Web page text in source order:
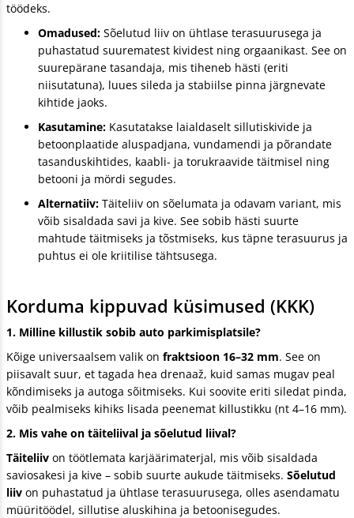
töödeks.
Omadused: Sõelutud liiv on ühtlase terasuurusega ja
puhastatud suurematest kividest ning orgaanikast. See on
suurepärane tasandaja, mis tiheneb hästi (eriti
niisutatuna), luues sileda ja stabiilse pinna järgnevate
kihtide jaoks.
Kasutamine: Kasutatakse laialdaselt sillutiskivide ja
betoonplaatide aluspadjana, vundamendi ja põrandate
tasanduskihtides, kaabli- ja torukraavide täitmisel ning
betooni ja mördi segudes.
Alternatiiv: Täiteliiv on sõelumata ja odavam variant, mis
võib sisaldada savi ja kive. See sobib hästi suurte
mahtude täitmiseks ja tõstmiseks, kus täpne terasuurus ja
puhtus ei ole kriitilise tähtsusega.
Korduma kippuvad küsimused (KKK)
1. Milline killustik sobib auto parkimisplatsile?
Kõige universaalsem valik on fraktsioon 16–32 mm. See on
piisavalt suur, et tagada hea drenaaž, kuid samas mugav peal
kõndimiseks ja autoga sõitmiseks. Kui soovite eriti siledat pinda,
võib pealmiseks kihiks lisada peenemat killustikku (nt 4–16 mm).
2. Mis vahe on täiteliival ja sõelutud liival?
Täiteliiv on töötlemata karjäärimaterjal, mis võib sisaldada
saviosakesi ja kive – sobib suurte aukude täitmiseks. Sõelutud
liiv on puhastatud ja ühtlase terasuurusega, olles asendamatu
müüritöödel, sillutise aluskihina ja betoonisegudes.